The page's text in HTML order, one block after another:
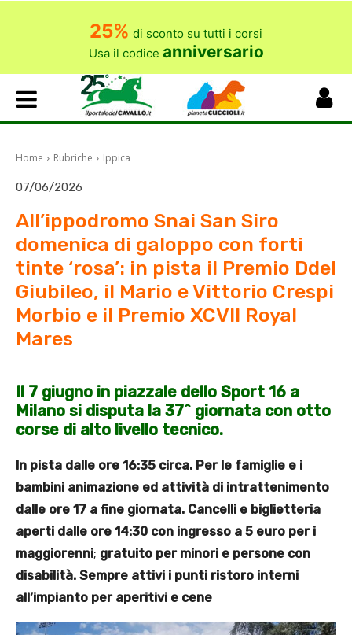
25% di sconto su tutti i corsi
Usa il codice anniversario
Home Rubriche Ippica
07/06/2026
All’ippodromo Snai San Siro
domenica di galoppo con forti
tinte ‘rosa’: in pista il Premio Ddel
Giubileo, il Mario e Vittorio Crespi
Morbio e il Premio XCVII Royal
Mares
Il 7 giugno in piazzale dello Sport 16 a
Milano si disputa la 37^ giornata con otto
corse di alto livello tecnico.
In pista dalle ore 16:35 circa. Per le famiglie e i
bambini animazione ed attività di intrattenimento
dalle ore 17 a fine giornata. Cancelli e biglietteria
aperti dalle ore 14:30 con ingresso a 5 euro per i
maggiorenni; gratuito per minori e persone con
disabilità. Sempre attivi i punti ristoro interni
all’impianto per aperitivi e cene